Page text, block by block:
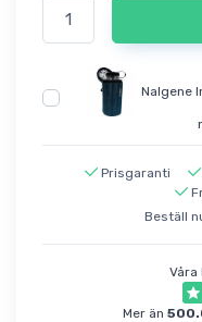
Nalgene
Prisgaranti
Beställ
Våra
Mer än